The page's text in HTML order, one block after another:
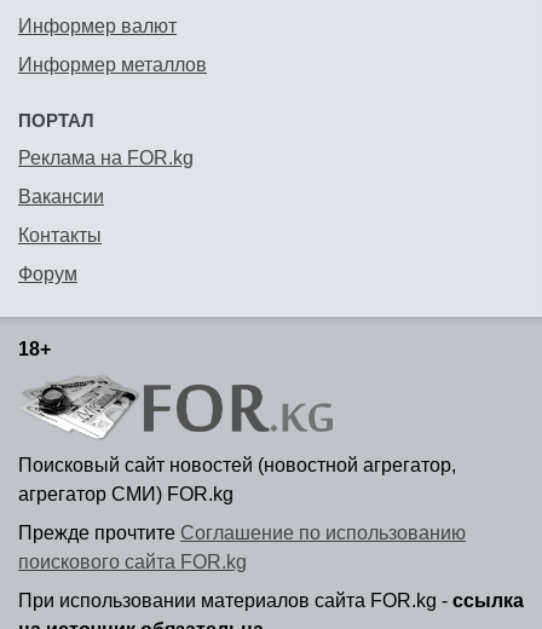
Информер валют
Информер металлов
ПОРТАЛ
Реклама на FOR.kg
Вакансии
Контакты
Форум
18+
Поисковый сайт новостей (новостной агрегатор,
агрегатор СМИ) FOR.kg
Прежде прочтите Соглашение по использованию
поискового сайта FOR.kg
При использовании материалов сайта FOR.kg - ссылка